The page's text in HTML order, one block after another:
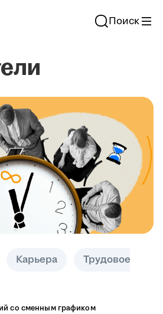
Поиск
Карьера Трудовое право
со сменным графиком